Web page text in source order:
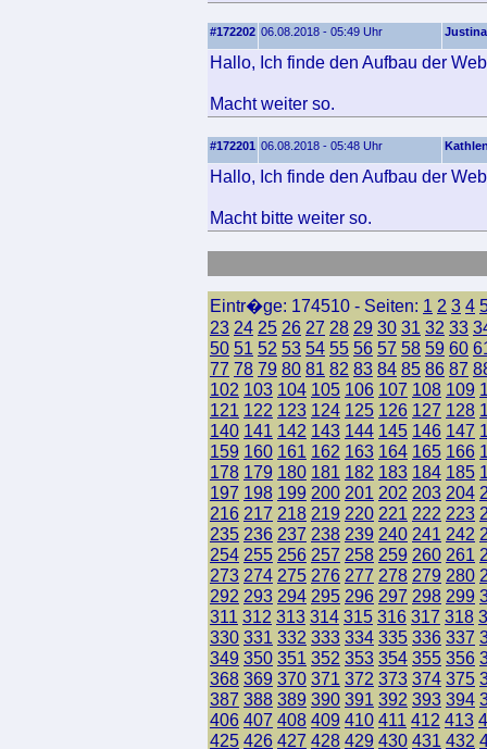
#172202 06.08.2018 - 05:49 Uhr Justina
Hallo, Ich finde den Aufbau der
Macht weiter so.
#172201 06.08.2018 - 05:48 Uhr
Hallo, Ich finde den Aufbau der
Macht bitte weiter so.
Eintr�ge: 174510 - Seiten: 1 2 3 4
23 24 25 26 27 28 29 30 31 32 33
50 51 52 53 54 55 56 57 58 59 60
77 78 79 80 81 82 83 84 85 86 87
102 103 104 105 106 107 108 109
121 122 123 124 125 126 127 128
140 141 142 143 144 145 146 147
159 160 161 162 163 164 165 166
178 179 180 181 182 183 184 185
197 198 199 200 201 202 203 204
216 217 218 219 220 221 222 223
235 236 237 238 239 240 241 242
254 255 256 257 258 259 260 261
273 274 275 276 277 278 279 280
292 293 294 295 296 297 298 299
311 312 313 314 315 316 317 318
330 331 332 333 334 335 336 337
349 350 351 352 353 354 355 356
368 369 370 371 372 373 374 375
387 388 389 390 391 392 393 394
406 407 408 409 410 411 412 413
425 426 427 428 429 430 431 432